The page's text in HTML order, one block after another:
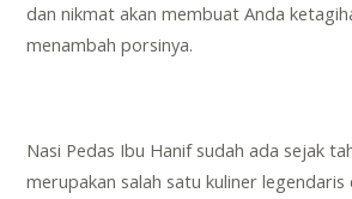
dan nikmat akan membuat Anda
menambah porsinya.
Nasi Pedas Ibu Hanif sudah ada sejak
merupakan salah satu kuliner legendaris